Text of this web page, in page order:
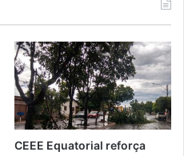
CEEE Equatorial reforça